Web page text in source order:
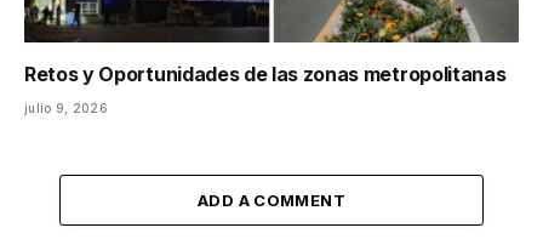
Retos y Oportunidades de las zonas metropolitanas
julio 9, 2026
ADD A COMMENT